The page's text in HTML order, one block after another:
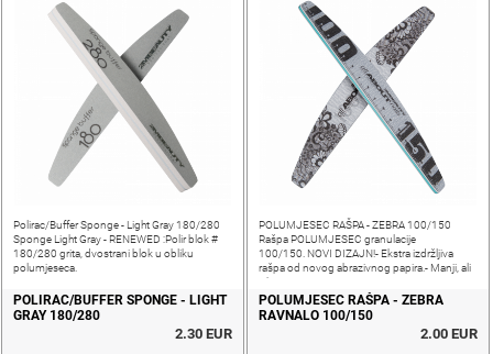
Polirac/Buffer Sponge - Light Gray 180/280
Sponge Light Gray - RENEWED :Polir blok #
180/280 grita, dvostrani blok u obliku
polumjeseca.
POLIRAC/BUFFER SPONGE - LIGHT
GRAY 180/280
2.30 EUR
POLUMJESEC RAŠPA - ZEBRA 100/150
Rašpa POLUMJESEC granulacije
100/150. NOVI DIZAJN!- Ekstra izdržljiva
rašpa od novog abrazivnog papira.- Manji, ali
jaki utori.
POLUMJESEC RAŠPA - ZEBRA
RAVNALO 100/150
2.00 EUR